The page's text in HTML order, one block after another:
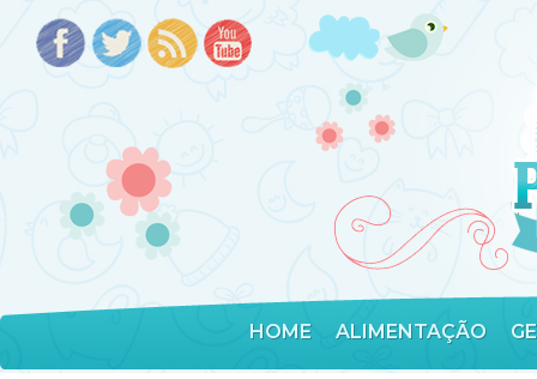
HOME ALIMENTAÇÃO